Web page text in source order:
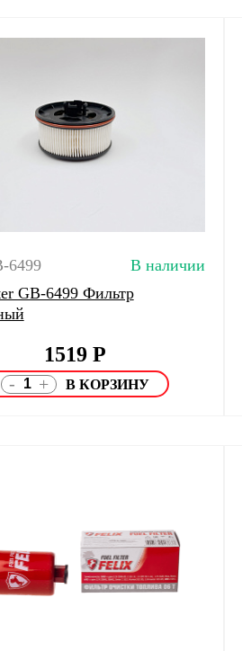
6499
В наличии
GB-6499 Фильтр
1519Р
- +